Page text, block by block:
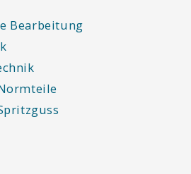
Bearbeitung